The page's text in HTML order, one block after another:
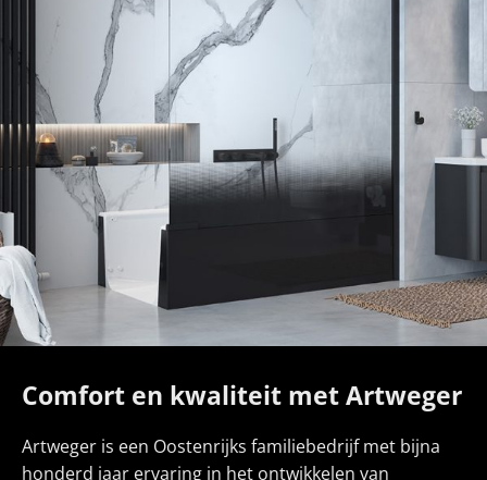
Comfort en kwaliteit met Artweger
Artweger is een Oostenrijks familiebedrijf met bijna
honderd jaar ervaring in het ontwikkelen van